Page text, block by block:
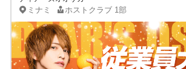
ミナミ ホストクラブ 1部